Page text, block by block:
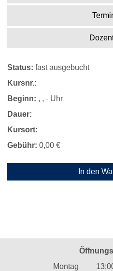
Status: fast ausgebucht
Kursnr.:
Beginn: , , - Uhr
Dauer:
Kursort:
Gebühr: 0,00 €
In den
Montag 13:00